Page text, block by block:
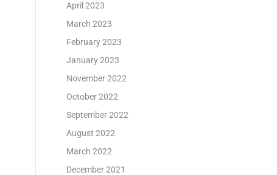
April 2023
March 2023
February 2023
January 2023
November 2022
October 2022
September 2022
August 2022
March 2022
December 2021